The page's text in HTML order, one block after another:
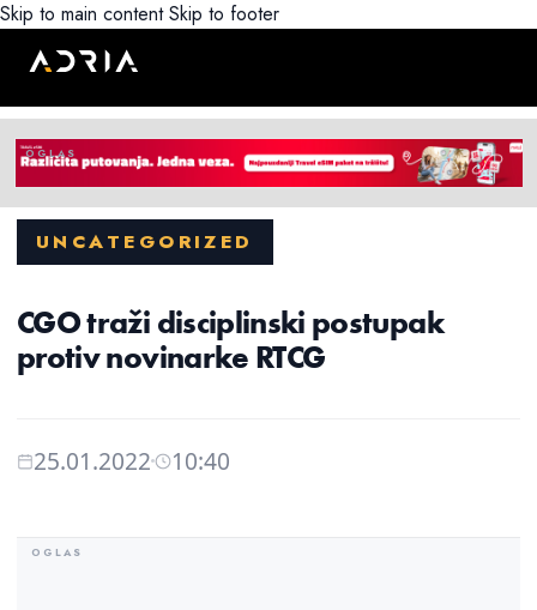
Skip to main content Skip to footer
UNCATEGORIZED
CGO traži disciplinski postupak
protiv novinarke RTCG
25.01.2022 10:40